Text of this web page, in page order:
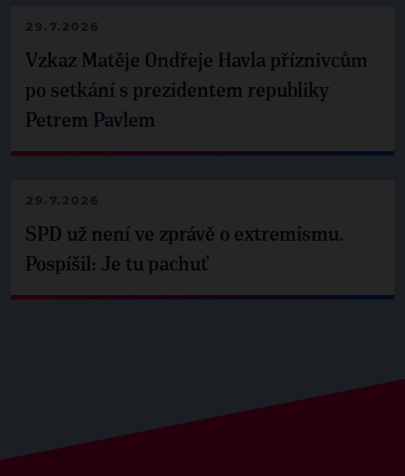
29.7.2026
Vzkaz Matěje Ondřeje Havla příznivcům
po setkání s prezidentem republiky
Petrem Pavlem
29.7.2026
SPD už není ve zprávě o extremismu.
Pospíšil: Je tu pachuť